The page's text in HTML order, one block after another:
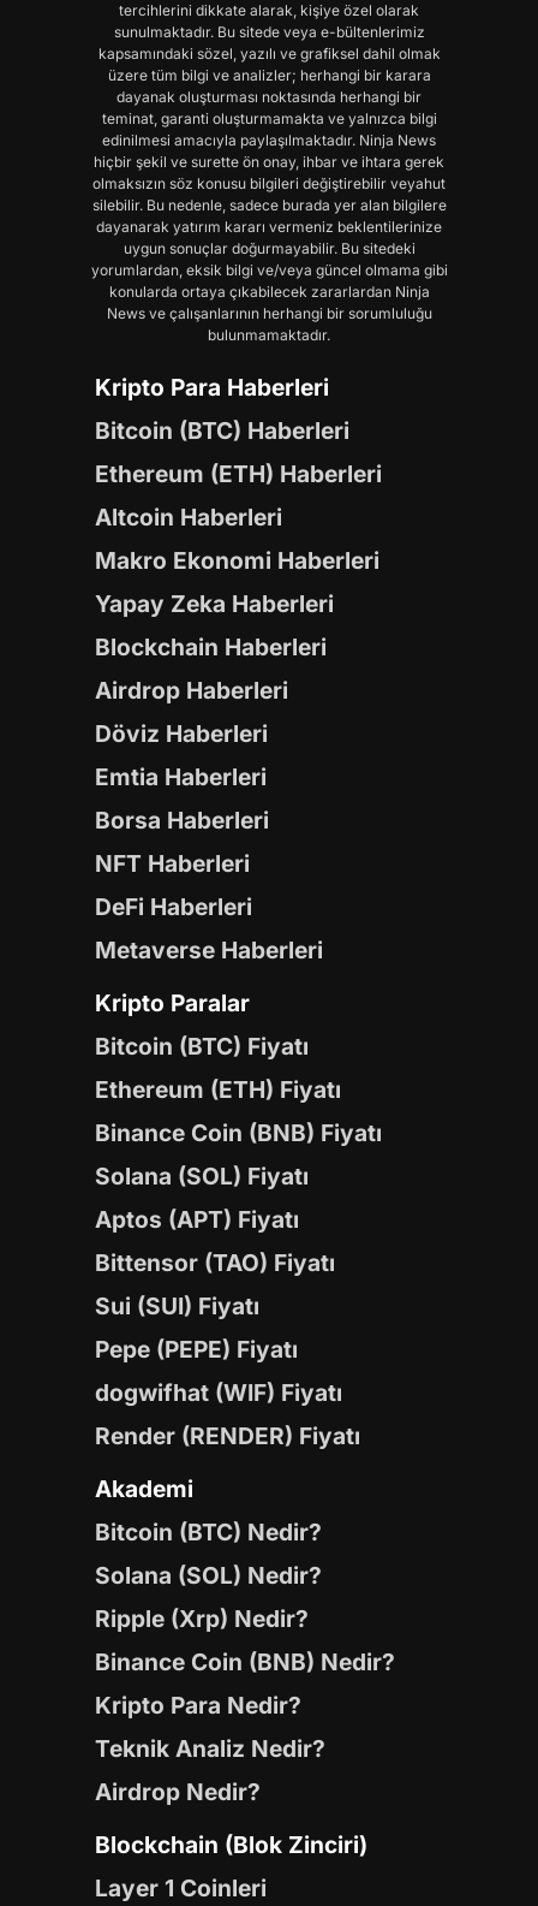
tercihlerini dikkate alarak, kişiye özel olarak
sunulmaktadır. Bu sitede veya e-bültenlerimiz
kapsamındaki sözel, yazılı ve grafiksel dahil olmak
üzere tüm bilgi ve analizler; herhangi bir karara
dayanak oluşturması noktasında herhangi bir
teminat, garanti oluşturmamakta ve yalnızca bilgi
edinilmesi amacıyla paylaşılmaktadır. Ninja News
hiçbir şekil ve surette ön onay, ihbar ve ihtara gerek
olmaksızın söz konusu bilgileri değiştirebilir veyahut
silebilir. Bu nedenle, sadece burada yer alan bilgilere
dayanarak yatırım kararı vermeniz beklentilerinize
uygun sonuçlar doğurmayabilir. Bu sitedeki
yorumlardan, eksik bilgi ve/veya güncel olmama gibi
konularda ortaya çıkabilecek zararlardan Ninja
News ve çalışanlarının herhangi bir sorumluluğu
bulunmamaktadır.
Kripto Para Haberleri
Bitcoin (BTC) Haberleri
Ethereum (ETH) Haberleri
Altcoin Haberleri
Makro Ekonomi Haberleri
Yapay Zeka Haberleri
Blockchain Haberleri
Airdrop Haberleri
Döviz Haberleri
Emtia Haberleri
Borsa Haberleri
NFT Haberleri
DeFi Haberleri
Metaverse Haberleri
Kripto Paralar
Bitcoin (BTC) Fiyatı
Ethereum (ETH) Fiyatı
Binance Coin (BNB) Fiyatı
Solana (SOL) Fiyatı
Aptos (APT) Fiyatı
Bittensor (TAO) Fiyatı
Sui (SUI) Fiyatı
Pepe (PEPE) Fiyatı
dogwifhat (WIF) Fiyatı
Render (RENDER) Fiyatı
Akademi
Bitcoin (BTC) Nedir?
Solana (SOL) Nedir?
Ripple (Xrp) Nedir?
Binance Coin (BNB) Nedir?
Kripto Para Nedir?
Teknik Analiz Nedir?
Airdrop Nedir?
Blockchain (Blok Zinciri)
Layer 1 Coinleri